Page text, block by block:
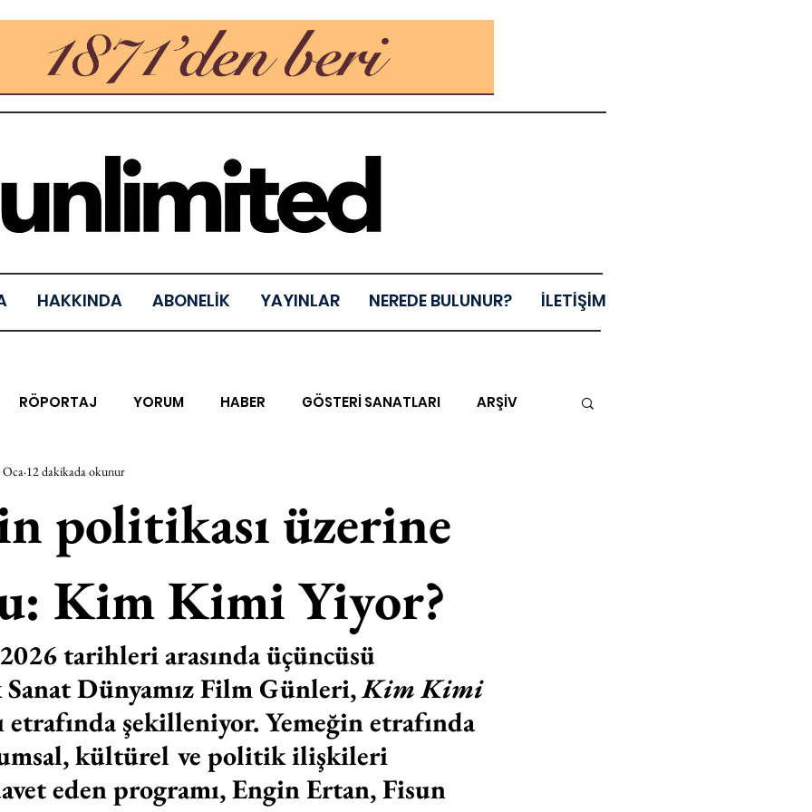
HAKKINDA ABONELİK YAYINLAR NEREDE BULUNUR? İLETİŞİM
RÖPORTAJ YORUM HABER GÖSTERİ SANATLARI ARŞİV
BİENAL
YEL TOZ PORTRELER ON SORULUK SOHBETLER
XXY ODAK: RESİM KIVRIM PARIS UNLIMITED
SINIRSIZ ZİYARETLER
politikası üzerine
Kim Kimi Yiyor?
Oca 12 dakikada okunur
tarihleri arasında üçüncüsü
Sanat Dünyamız Film Günleri, Kim Kimi
etrafında şekilleniyor. Yemeğin etrafında
kültürel ve politik ilişkileri
eden programı, Engin Ertan, Fisun